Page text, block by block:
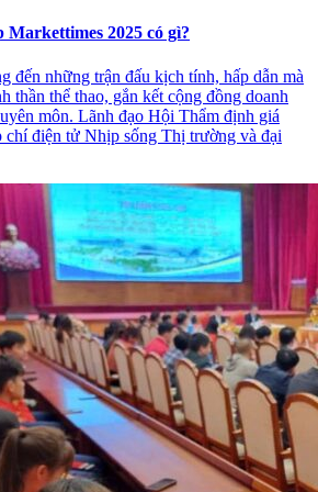
2025 có gì?
đến những trận đấu kịch tính, hấp dẫn mà
thần thể thao, gắn kết cộng đồng doanh
môn. Lãnh đạo Hội Thẩm định giá
chí điện tử Nhịp sống Thị trường và đại